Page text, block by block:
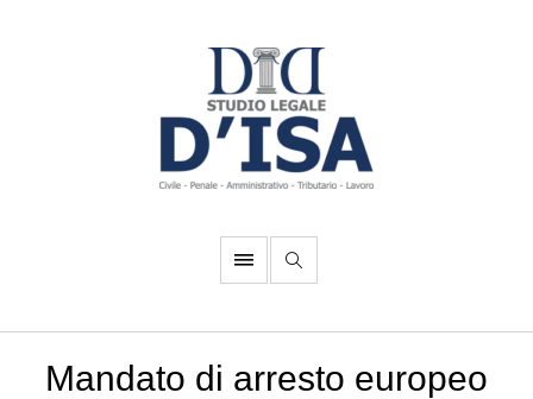
Mandato di arresto europeo